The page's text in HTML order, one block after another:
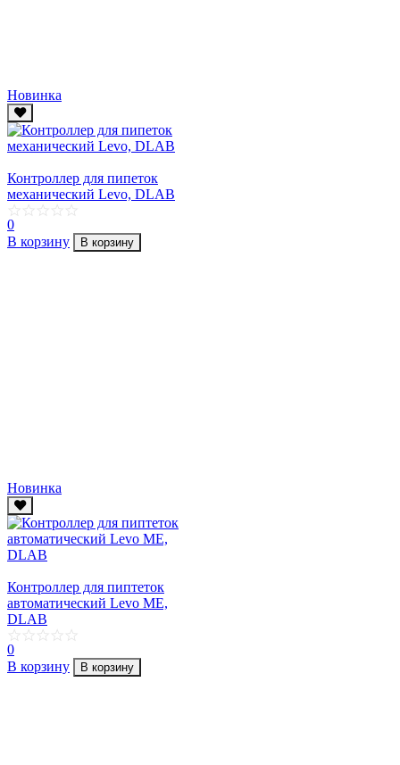
Новинка
Контроллер для пипеток
механический Levo, DLAB
0
В корзину
В корзину
Новинка
Контроллер для пиптеток
автоматический Levo ME,
DLAB
0
В корзину
В корзину